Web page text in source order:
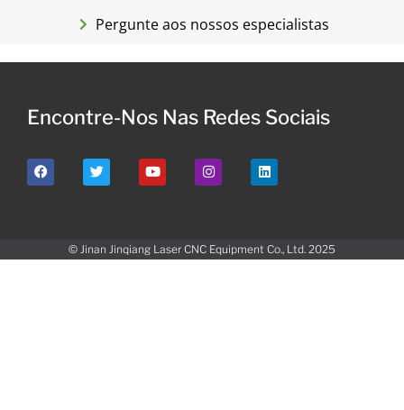
Pergunte aos nossos especialistas
Encontre-Nos Nas Redes Sociais
© Jinan Jinqiang Laser CNC Equipment Co., Ltd. 2025